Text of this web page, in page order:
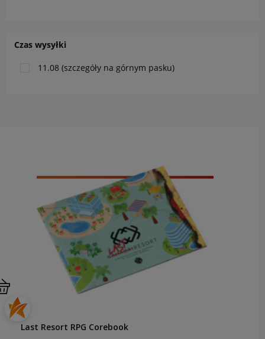
Czas wysyłki
11.08 (szczegóły na górnym pasku)
Last Resort RPG Corebook